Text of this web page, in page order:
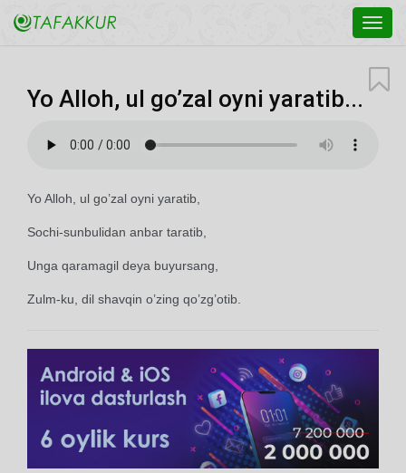
Yo Alloh, ul go’zal oyni yaratib...
Yo Alloh, ul go’zal oyni yaratib,
Sochi-sunbulidan anbar taratib,
Unga qaramagil deya buyursang,
Zulm-ku, dil shavqin o’zing qo’zg’otib.